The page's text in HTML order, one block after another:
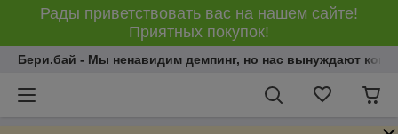
Рады приветствовать вас на нашем сайте!
Приятных покупок!
Бери.бай - Мы ненавидим демпинг, но нас вынуждают